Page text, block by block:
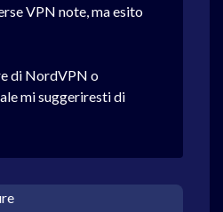
VPN note, ma esito
di NordVPN o
mi suggeriresti di